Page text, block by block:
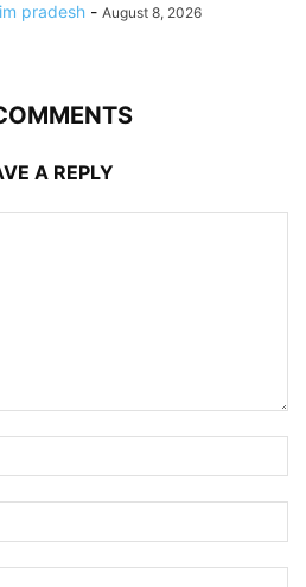
pradesh - August 8, 2026
A REPLY